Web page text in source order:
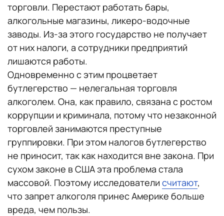
торговли. Перестают работать бары,
алкогольные магазины, ликеро-водочные
заводы. Из-за этого государство не получает
от них налоги, а сотрудники предприятий
лишаются работы.
Одновременно с этим процветает
бутлегерство — нелегальная торговля
алкоголем. Она, как правило, связана с ростом
коррупции и криминала, потому что незаконной
торговлей занимаются преступные
группировки. При этом налогов бутлегерство
не приносит, так как находится вне закона. При
сухом законе в США эта проблема стала
массовой. Поэтому исследователи считают,
что запрет алкоголя принес Америке больше
вреда, чем пользы.